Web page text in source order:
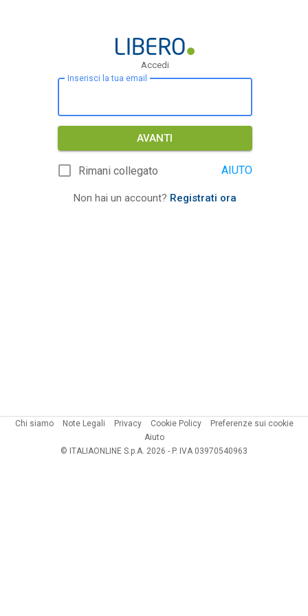
Accedi
Inserisci la tua email
AVANTI
Rimani collegato AIUTO
Non hai un account? Registrati ora
Chi siamo Note Legali Privacy Cookie Policy
Preferenze sui cookie
Aiuto
© ITALIAONLINE S.p.A. 2026 - P. IVA 03970540963